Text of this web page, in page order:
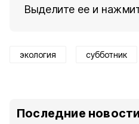
Выделите ее и
экология субботник
Последние новости